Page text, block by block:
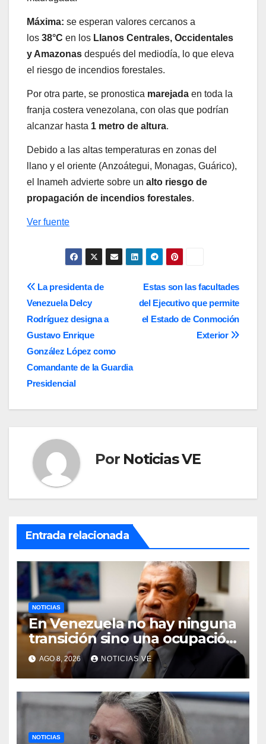
Máxima: se esperan valores cercanos a
los 38°C en los Llanos Centrales, Occidentales
y Amazonas después del mediodía, lo que eleva
el riesgo de incendios forestales.
Por otra parte, se pronostica marejada en toda la
franja costera venezolana, con olas que podrían
alcanzar hasta 1 metro de altura.
Debido a las altas temperaturas en zonas del
llano y el oriente (Anzoátegui, Monagas, Guárico),
el Inameh advierte sobre un alto riesgo de
propagación de incendios forestales.
Ver fuente
Navegación
de
entradas
Estas son las facultades
del Ejecutivo que permite
el Estado de Conmoción
Exterior
La presidenta de
Venezuela Delcy
Rodríguez designa a
Gustavo Enrique
González López como
Comandante de la Guardia
Presidencial
Por Noticias VE
Entrada relacionada
NOTICIAS
En Venezuela no hay ninguna
transición sino una ocupación
a la fuerza
AGO 8, 2026 NOTICIAS VE
NOTICIAS